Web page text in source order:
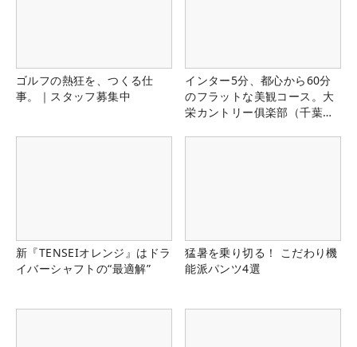
ゴルフの熱狂を、つくる仕
事。｜スタッフ募集中
インター5分、都心から60分
のフラットな美観コース。大
栄カントリー俱楽部（千葉
新『TENSEIオレンジ』はドラ
イバーシャフトの“最適解”
猛暑を乗り切る！ こだわり機
能派パンツ4選